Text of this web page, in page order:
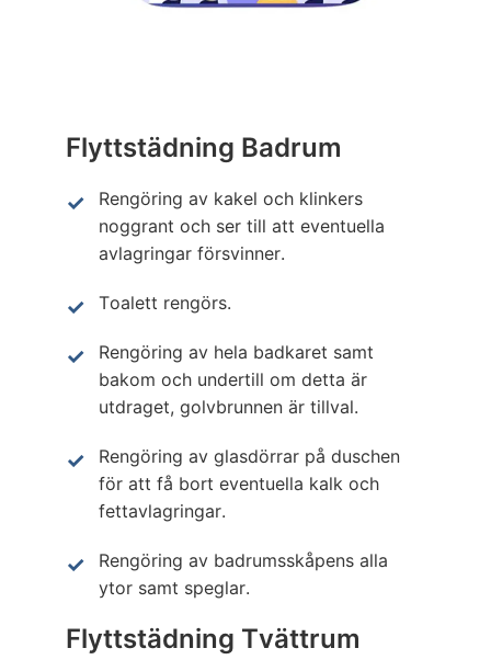
Flyttstädning Badrum
Rengöring av kakel och klinkers
noggrant och ser till att eventuella
avlagringar försvinner.
Toalett rengörs.
Rengöring av hela badkaret samt
bakom och undertill om detta är
utdraget, golvbrunnen är tillval.
Rengöring av glasdörrar på duschen
för att få bort eventuella kalk och
fettavlagringar.
Rengöring av badrumsskåpens alla
ytor samt speglar.
Flyttstädning Tvättrum